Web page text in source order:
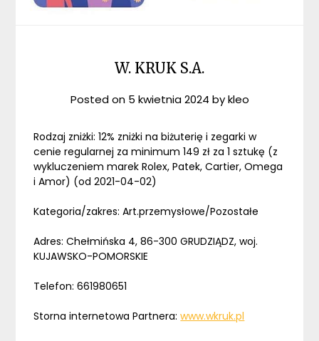
W. KRUK S.A.
Posted on 5 kwietnia 2024 bykleo
Rodzaj zniżki: 12% zniżki na biżuterię i zegarki w
cenie regularnej za minimum 149 zł za 1 sztukę (z
wykluczeniem marek Rolex, Patek, Cartier, Omega
i Amor) (od 2021-04-02)
Kategoria/zakres: Art.przemysłowe/Pozostałe
Adres: Chełmińska 4, 86-300 GRUDZIĄDZ, woj.
KUJAWSKO-POMORSKIE
Telefon: 661980651
Storna internetowa Partnera:www.wkruk.pl